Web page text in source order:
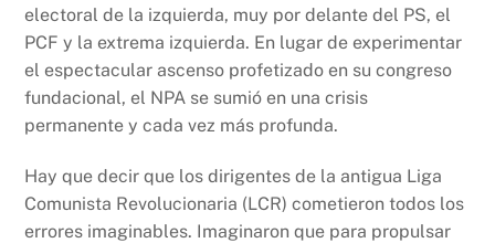
electoral de la izquierda, muy por delante del PS, el
PCF y la extrema izquierda. En lugar de experimentar
el espectacular ascenso profetizado en su congreso
fundacional, el NPA se sumió en una crisis
permanente y cada vez más profunda.
Hay que decir que los dirigentes de la antigua Liga
Comunista Revolucionaria (LCR) cometieron todos los
errores imaginables. Imaginaron que para propulsar